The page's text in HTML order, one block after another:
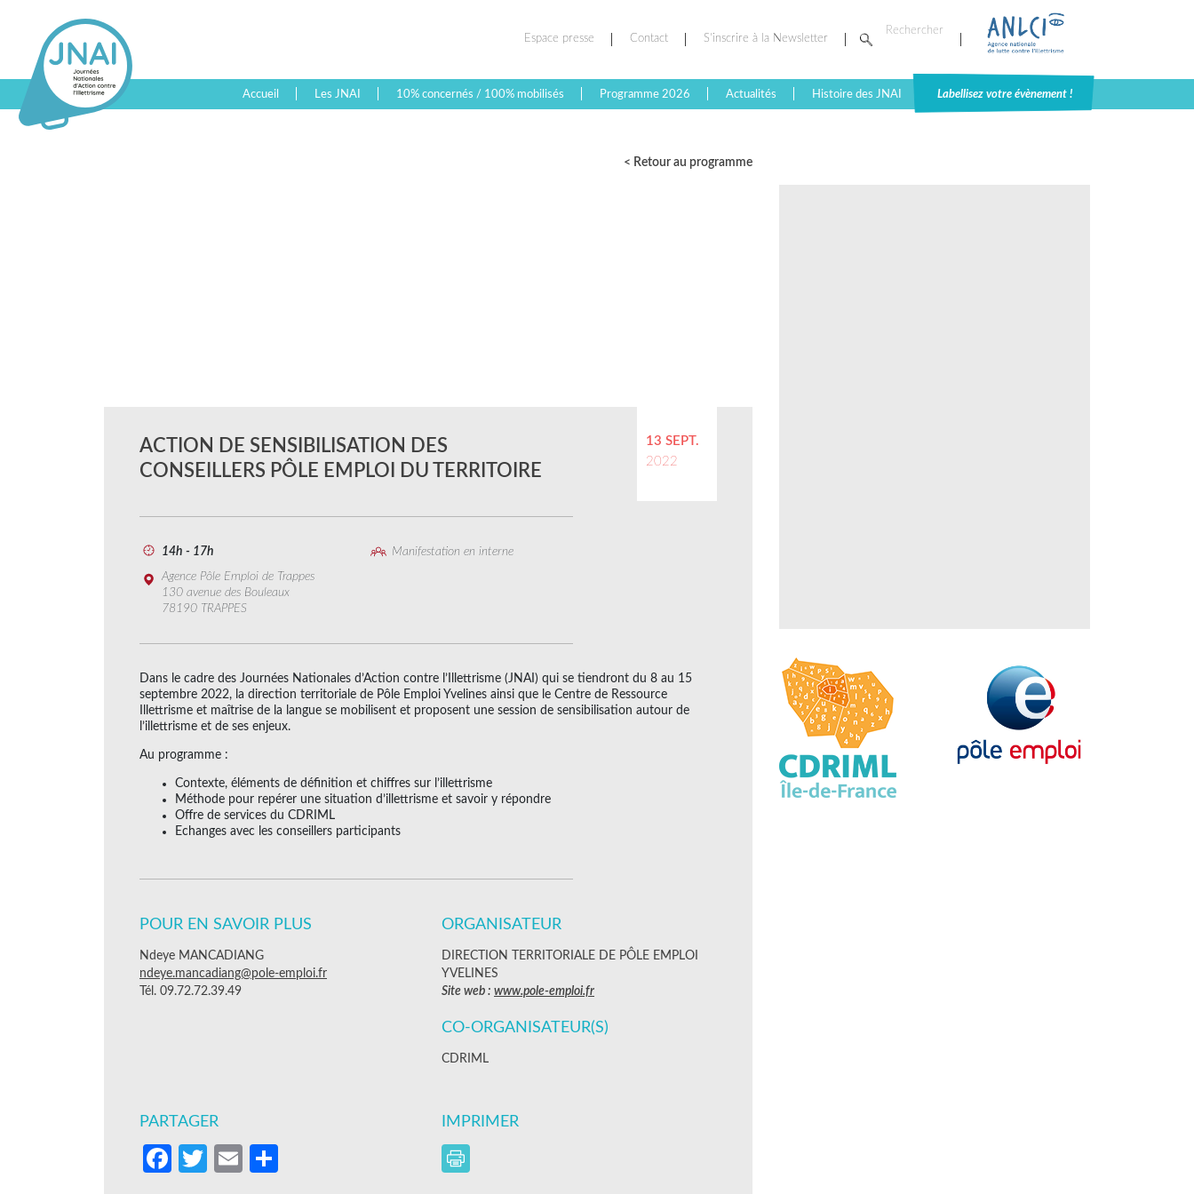
Espace presse Contact S’inscrire à la Newsletter
Accueil Les JNAI 10% concernés / 100% mobilisés Programme 2026 Actualités Histoire des JNAI Labellisez votre évènement !
< Retour au programme
13 SEPT.
2022
ACTION DE SENSIBILISATION DES
CONSEILLERS PÔLE EMPLOI DU TERRITOIRE
14h - 17h
Manifestation en interne
Agence Pôle Emploi de Trappes
130 avenue des Bouleaux
78190 TRAPPES
Dans le cadre des Journées Nationales d’Action contre l’Illettrisme (JNAI) qui se tiendront du 8 au 15
septembre 2022, la direction territoriale de Pôle Emploi Yvelines ainsi que le Centre de Ressource
Illettrisme et maîtrise de la langue se mobilisent et proposent une session de sensibilisation autour de
l’illettrisme et de ses enjeux.
Au programme :
Contexte, éléments de définition et chiffres sur l’illettrisme
Méthode pour repérer une situation d’illettrisme et savoir y répondre
Offre de services du CDRIML
Echanges avec les conseillers participants
POUR EN SAVOIR PLUS
Ndeye MANCADIANG
ndeye.mancadiang@pole-emploi.fr
Tél. 09.72.72.39.49
ORGANISATEUR
DIRECTION TERRITORIALE DE PÔLE EMPLOI
YVELINES
Site web : www.pole-emploi.fr
CO-ORGANISATEUR(S)
CDRIML
PARTAGER
Facebook
Twitter
Email
IMPRIMER